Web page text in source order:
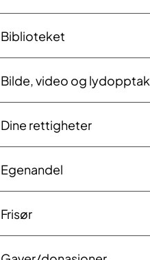
Biblioteket
Bilde, video og lydopptak
Dine rettigheter
Egenandel
Frisør